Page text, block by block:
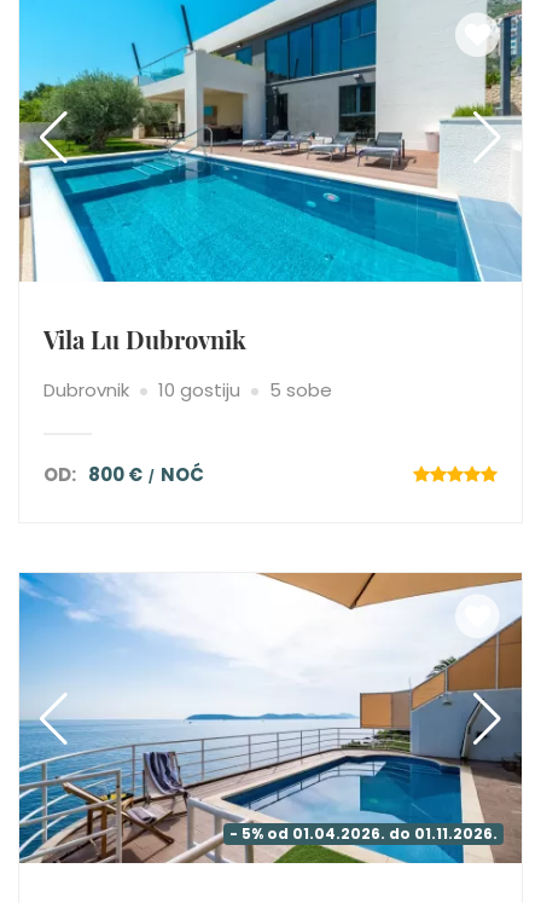
Vila Lu Dubrovnik
Dubrovnik 10 gostiju 5 sobe
OD: 800 € NOĆ
- 5% od 01.04.2026. do 01.11.2026.